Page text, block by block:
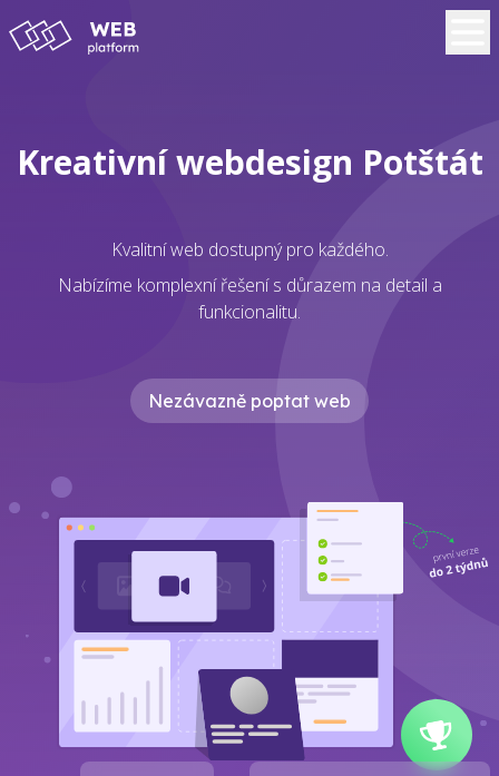
Kreativní webdesign Potštát
Kvalitní web dostupný pro každého.
Nabízíme komplexní řešení s důrazem na detail a
funkcionalitu.
Nezávazně poptat web